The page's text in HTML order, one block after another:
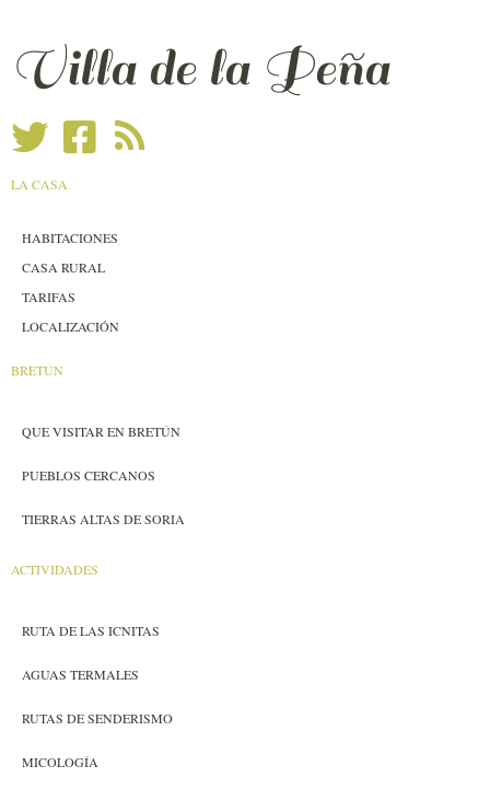
Villa de la Peña
LA CASA
HABITACIONES
CASA RURAL
TARIFAS
LOCALIZACIÓN
BRETÚN
QUE VISITAR EN BRETÚN
PUEBLOS CERCANOS
TIERRAS ALTAS DE SORIA
ACTIVIDADES
RUTA DE LAS ICNITAS
AGUAS TERMALES
RUTAS DE SENDERISMO
MICOLOGÍA